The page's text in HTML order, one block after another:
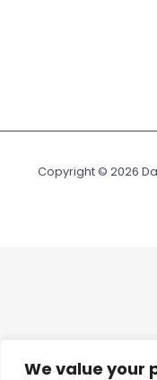
We value your
Copyright © 2026